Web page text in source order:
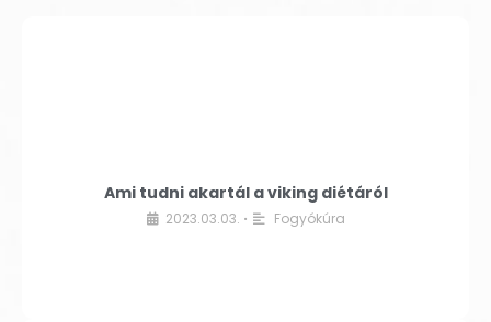
Ami tudni akartál a viking diétáról
2023.03.03. • Fogyókúra